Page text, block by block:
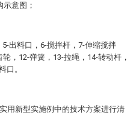
意图；
出料口，6-搅拌杆，7-伸缩搅拌
，12-弹簧，13-拉绳，14-转动杆，
口。
用新型实施例中的技术方案进行清